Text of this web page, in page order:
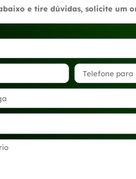
e tire dúvidas, solicite um